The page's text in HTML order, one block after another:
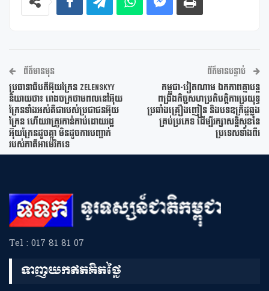
ព័ត៌មានមុន
ប្រធានាធិបតីអ៊ុយក្រែន Zelenskyy
និយាយថា៖ រោងចក្រថាមពលនៅអ៊ុយ
ក្រែនទាំងអស់គឺជារបស់ប្រជាជនអ៊ុយ
ក្រែន ហើយវាត្រូវកាន់កាប់ដោយរដ្ឋ
អ៊ុយក្រែនដូចគ្នា មិនដូចការបញ្ជាក់
របស់ភាគីអាម៉េរិកទេ
ព័ត៌មានបន្ទាប់
កម្ពុជា-វៀតណាម ឯកភាពគ្នាបន្ត
ពង្រឹងកិច្ចសហប្រតិបត្តិការប្រយុទ្ធ
ប្រឆាំងគ្រឿងញៀន និងបទឧក្រិដ្ឋឆ្លង
គ្រប់ប្រភេទ ដើម្បីរក្សាសន្តិសុខនៃ
ប្រទេសទាំងពីរ
Tel : 017 81 81 07
ទាញយកឥតគិតថ្លៃ